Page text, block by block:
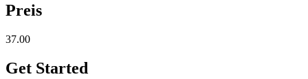
Preis
37.00
Get Started